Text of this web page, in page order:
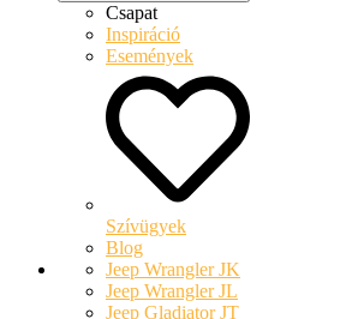
Csapat
Inspiráció
Események
Szívügyek
Blog
Jeep Wrangler JK
Jeep Wrangler JL
Jeep Gladiator JT